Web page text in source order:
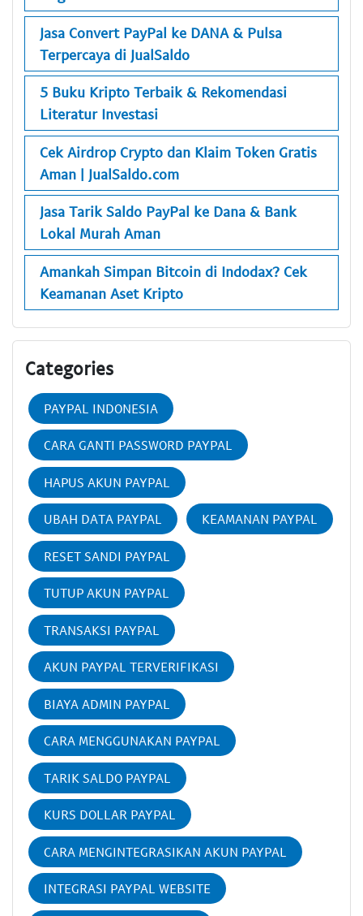
Jasa Convert PayPal ke DANA & Pulsa
Terpercaya di JualSaldo
5 Buku Kripto Terbaik & Rekomendasi
Literatur Investasi
Cek Airdrop Crypto dan Klaim Token Gratis
Aman | JualSaldo.com
Jasa Tarik Saldo PayPal ke Dana & Bank
Lokal Murah Aman
Amankah Simpan Bitcoin di Indodax? Cek
Keamanan Aset Kripto
Categories
PAYPAL INDONESIA
CARA GANTI PASSWORD PAYPAL
HAPUS AKUN PAYPAL
UBAH DATA PAYPAL KEAMANAN PAYPAL
RESET SANDI PAYPAL
TUTUP AKUN PAYPAL
TRANSAKSI PAYPAL
AKUN PAYPAL TERVERIFIKASI
BIAYA ADMIN PAYPAL
CARA MENGGUNAKAN PAYPAL
TARIK SALDO PAYPAL
KURS DOLLAR PAYPAL
CARA MENGINTEGRASIKAN AKUN PAYPAL
INTEGRASI PAYPAL WEBSITE